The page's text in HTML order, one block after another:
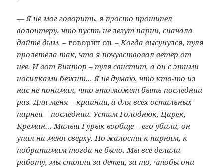
— Я не мог говорить, я просто прошипел
волонтеру, что пусть не лезут парни, сначала
дайте дым, – говорит он. – Когда высунулся, пуля
пролетела так, что я почувствовал ветер от
нее. И вот Виктор – пуля свистит, а он с этими
носилками бежит… Я не думаю, что кто-то из
нас не понимал, что это может быть последний
раз. Для меня – крайний, а для всех остальных
парней – последний. Устим Голоднюк, Царек,
Креман… Малый Гурык вообще – его убили, он
упал на меня сверху. Но жалости к парням, к
побратимам тогда не было. Мы все делали
работу, мы стояли за детей, за то, чтобы они